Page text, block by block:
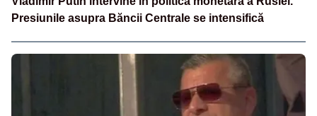
Presiunile asupra Băncii Centrale se intensifică